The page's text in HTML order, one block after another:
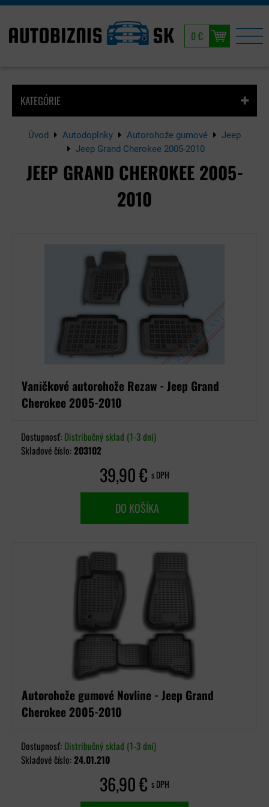
0 €
Úvod Autodoplnky Autorohože gumové
Jeep
Jeep Grand Cherokee 2005-2010
JEEP GRAND CHEROKEE 2005-
2010
KATEGÓRIE
Vaničkové autorohože Rezaw - Jeep Grand
Cherokee 2005-2010
Dostupnosť: Distribučný sklad (1-3 dni)
Skladové číslo:203102
39,90 € s DPH
DO KOŠÍKA
Autorohože gumové Novline - Jeep Grand
Cherokee 2005-2010
Dostupnosť: Distribučný sklad (1-3 dni)
Skladové číslo:24.01.210
36,90 € s DPH